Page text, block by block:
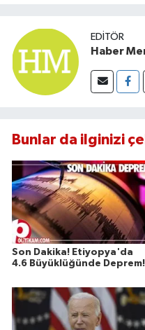
EDITÖR
Haber
Bunlar da ilginizi
Son Dakika! Etiyopya'da
4.6 Büyüklüğünde Deprem!